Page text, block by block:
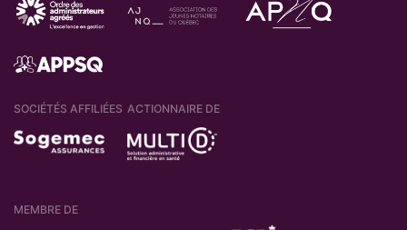
SOCIÉTÉS AFFILIÉES ACTIONNAIRE DE
MEMBRE DE